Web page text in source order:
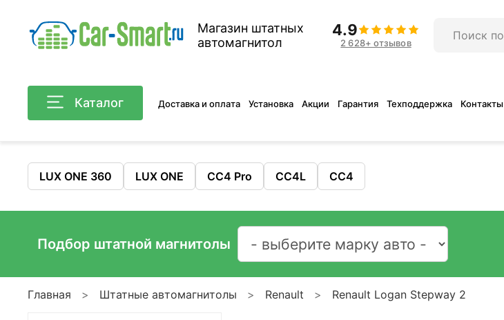
Магазин штатных
автомагнитол
4.9
2 628+ отзывов
Каталог Доставка и оплата Установка Акции Гарантия Техподдержка Контакты
LUX ONE 360 LUX ONE CC4 Pro CC4L CC4
Подбор штатной магнитолы
Главная Штатные автомагнитолы Renault Renault Logan Stepway 2